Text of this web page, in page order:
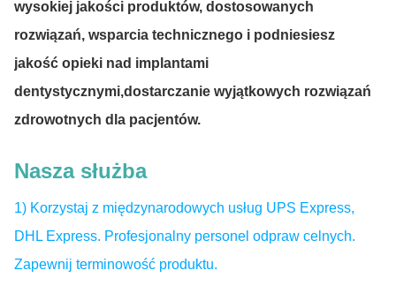
wysokiej jakości produktów, dostosowanych
rozwiązań, wsparcia technicznego i podniesiesz
jakość opieki nad implantami
dentystycznymi,dostarczanie wyjątkowych rozwiązań
zdrowotnych dla pacjentów.
Nasza służba
1) Korzystaj z międzynarodowych usług UPS Express,
DHL Express. Profesjonalny personel odpraw celnych.
Zapewnij terminowość produktu.